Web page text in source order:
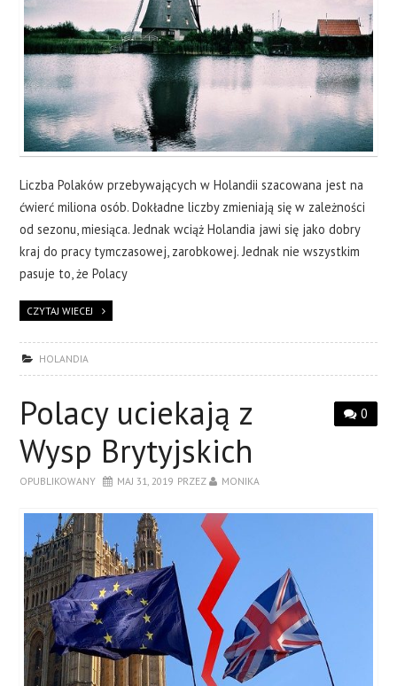
Liczba Polaków przebywających w Holandii szacowana jest na
ćwierć miliona osób. Dokładne liczby zmieniają się w zależności
od sezonu, miesiąca. Jednak wciąż Holandia jawi się jako dobry
kraj do pracy tymczasowej, zarobkowej. Jednak nie wszystkim
pasuje to, że Polacy
CZYTAJ WIECEJ
HOLANDIA
0
Polacy uciekają z
Wysp Brytyjskich
OPUBLIKOWANY MAJ 31, 2019 PRZEZ MONIKA